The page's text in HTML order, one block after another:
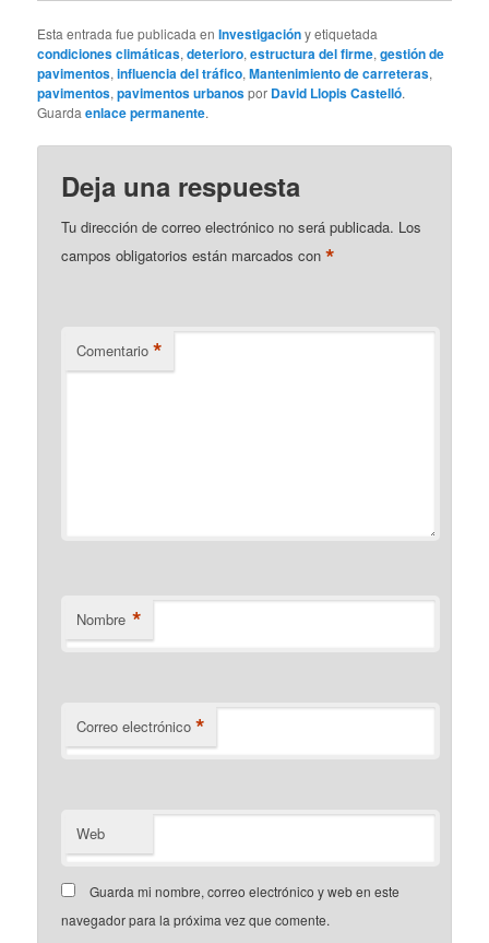
Esta entrada fue publicada enInvestigacióny etiquetada
condiciones climáticas,deterioro,estructura del firme,gestión de
pavimentos,influencia del tráfico,Mantenimiento de carreteras,
pavimentos,pavimentos urbanospor David Llopis Castelló.
Guardaenlace permanente.
Deja una respuesta
Tu dirección de correo electrónico no será publicada. Los
campos obligatorios están marcados con*
Comentario *
Nombre *
Correo electrónico *
Web
Guarda mi nombre, correo electrónico y web en este
navegador para la próxima vez que comente.